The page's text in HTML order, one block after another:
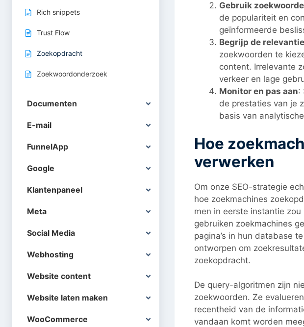
Rich snippets
Trust Flow
Zoekopdracht
Zoekwoordonderzoek
Documenten
E-mail
FunnelApp
Google
Klantenpaneel
Meta
Social Media
Webhosting
Website content
Website laten maken
WooCommerce
Gebruik
de populariteit en
geïnformeerde
Begrijp de
zoekwoorden te
content. Irrelevante
verkeer en lage
Monitor en pas aan:
de prestaties van je
basis van
Hoe
verwerken
Om onze SEO-strategie
hoe zoekmachines
men in eerste instantie
gebruiken zoekmachines
pagina’s in hun database
ontworpen om
zoekopdracht.
De query-algoritmen zijn
zoekwoorden. Ze
recentheid van de
vandaan komt worden